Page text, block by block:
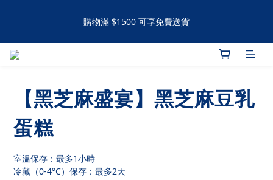
購物滿 $1500 可享免費送貨
手工撻 / 曲奇購買滿60件可享有九五折優惠 滿120件可享有九折優
購物滿 $1500 可享免費送貨
【黑芝麻盛宴】黑芝麻豆乳
蛋糕
室溫保存：最多1小時
冷藏（0-4°C）保存：最多2天